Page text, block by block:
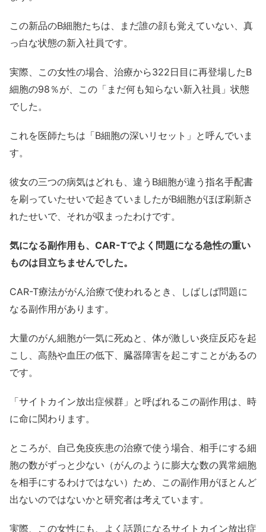
この新品のB細胞たちは、まだ誰の顔も覚えていない、真
っ白な状態の新入社員です。
実際、この女性の場合、治療から322日目に再登場したB
細胞の98％が、この「まだ何も知らない新入社員」状態
でした。
これを医師たちは「B細胞の深いリセット」と呼んでいま
す。
彼女の三つの病気はどれも、違うB細胞が違う指名手配書
を刷っていたせいで起きていましたがB細胞がほぼ刷新さ
れたせいで、それが収まったわけです。
気になる副作用も、CAR-Tでよく問題になる急性の重い
ものは目立ちませんでした。
CAR-T療法ががん治療で使われるとき、しばしば問題に
なる副作用があります。
大量のがん細胞が一気に死ぬと、体が激しい炎症反応を起
こし、高熱や血圧の低下、臓器障害を起こすことがあるの
です。
「サイトカイン放出症候群」と呼ばれるこの副作用は、時
に命に関わります。
ところが、自己免疫疾患の治療で使う場合、相手にする細
胞の数がずっと少ない（がんのように膨大な数の異常細胞
を相手にするわけではない）ため、この副作用がほとんど
出ないのではないかと研究者は考えています。
実際、この女性にも、よく話題になるサイトカイン放出症